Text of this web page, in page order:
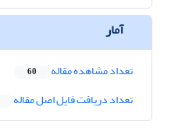
آمار
تعداد مشاهده مقاله 60
تعداد دریافت فایل اصل مقاله